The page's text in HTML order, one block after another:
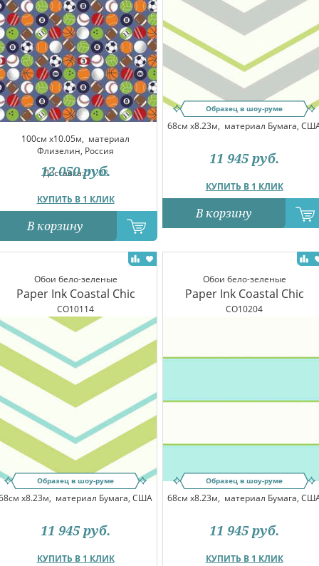
100см x10.05м, материал
Флизелин, Россия
Доставка:11.08
КУПИТЬ В 1 КЛИК
12 050 руб.
В корзину
Образец в шоу-руме
68см x8.23м, материал Бумага,
КУПИТЬ В 1 КЛИК
11 945 руб.
В корзину
Обои бело-зеленые
Paper Ink Coastal Chic
CO10114
Образец в шоу-руме
x8.23м, материал Бумага, США
КУПИТЬ В 1 КЛИК
11 945 руб.
Обои бело-зеленые
Paper Ink Coastal Chic
CO10204
Образец в шоу-руме
68см x8.23м, материал Бумага,
КУПИТЬ В 1 КЛИК
11 945 руб.